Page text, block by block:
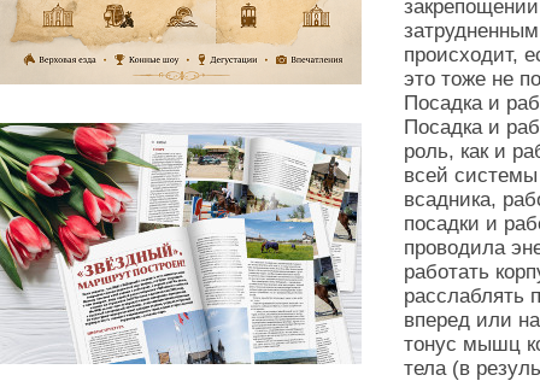
происходит,
это тоже не
Посадка и
Посадка и
роль, как и
всей
всадника,
посадки и
проводила
работать
расслаблять
вперед или
тонус мышц
тела (в